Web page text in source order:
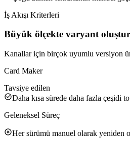
İş Akışı Kriterleri
Büyük ölçekte varyant
Kanallar için birçok uyumlu versiyon
Card Maker
Tavsiye edilen
Daha kısa sürede daha fazla çeşidi
Geleneksel Süreç
Her sürümü manuel olarak yeniden